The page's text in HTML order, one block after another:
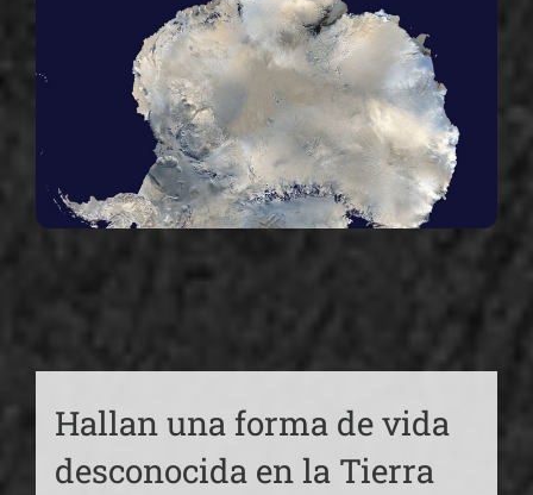
Hallan una forma de vida
desconocida en la Tierra